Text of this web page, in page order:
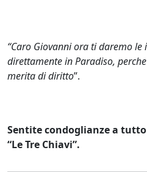
“Caro Giovanni ora ti daremo
direttamente in Paradiso,
merita di diritto”.
Sentite condoglianze a
“Le Tre Chiavi”.